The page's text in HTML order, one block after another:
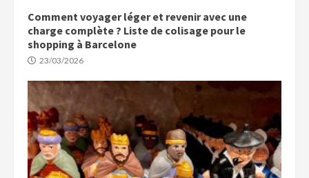
Comment voyager léger et revenir avec une
charge complète ? Liste de colisage pour le
shopping à Barcelone
23/03/2026